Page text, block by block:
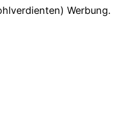
Werbung.